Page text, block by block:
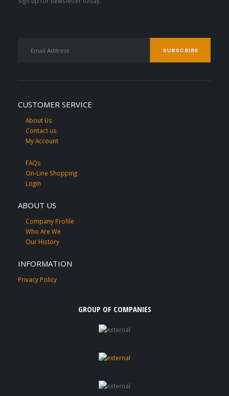
CUSTOMER SERVICE
About Us
Contact us
My Account
FAQs
On-Line Shopping
Login
ABOUT US
Company Profile
Who Are We
Our History
INFORMATION
Privacy Policy
GROUP OF COMPANIES